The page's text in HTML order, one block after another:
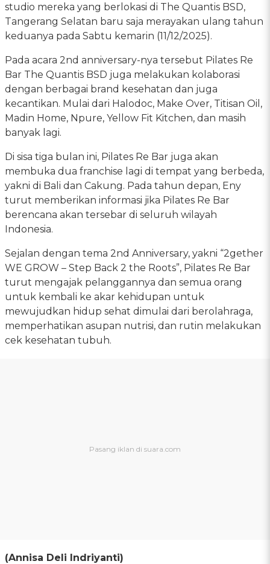
studio mereka yang berlokasi di The Quantis BSD,
Tangerang Selatan baru saja merayakan ulang tahun
keduanya pada Sabtu kemarin (11/12/2025).
Pada acara 2nd anniversary-nya tersebut Pilates Re
Bar The Quantis BSD juga melakukan kolaborasi
dengan berbagai brand kesehatan dan juga
kecantikan. Mulai dari Halodoc, Make Over, Titisan Oil,
Madin Home, Npure, Yellow Fit Kitchen, dan masih
banyak lagi.
Di sisa tiga bulan ini, Pilates Re Bar juga akan
membuka dua franchise lagi di tempat yang berbeda,
yakni di Bali dan Cakung. Pada tahun depan, Eny
turut memberikan informasi jika Pilates Re Bar
berencana akan tersebar di seluruh wilayah
Indonesia.
Sejalan dengan tema 2nd Anniversary, yakni “2gether
WE GROW – Step Back 2 the Roots”, Pilates Re Bar
turut mengajak pelanggannya dan semua orang
untuk kembali ke akar kehidupan untuk
mewujudkan hidup sehat dimulai dari berolahraga,
memperhatikan asupan nutrisi, dan rutin melakukan
cek kesehatan tubuh.
(Annisa Deli Indriyanti)